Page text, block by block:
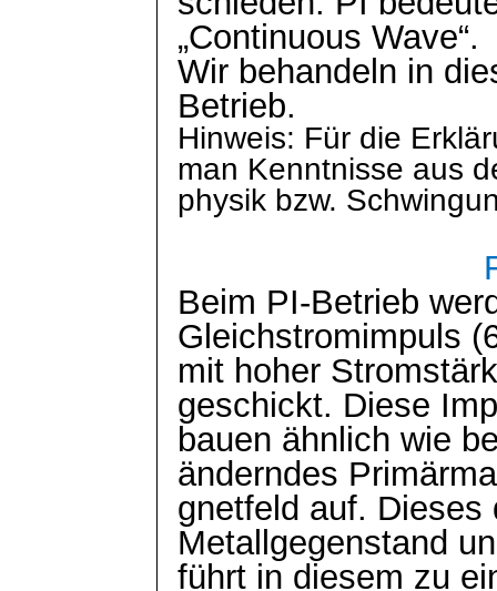
„Continuous Wave“.
Wir behandeln in
Betrieb.
Hinweis: Für die
man Kenntnisse aus
physik bzw.
Beim PI-Betrieb
Gleichstromimpuls
mit hoher
geschickt. Diese
bauen ähnlich wie
änderndes Primärma
gnetfeld auf. Dieses
Metallgegenstand
führt in diesem zu